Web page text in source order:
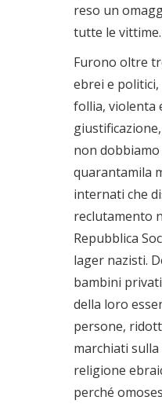
reso un
tutte le vittime.
Furono oltre
ebrei e
follia, violenta
non
quarantamila
internati che
reclutamento
Repubblica
lager nazisti.
bambini
della loro
persone,
marchiati
religione
perché